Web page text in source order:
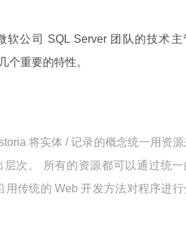
软公司 SQL Server 团队的技术主
重要的特性。
将实体 / 记录的概念统一用资源
次。 所有的资源都可以通过统一
传统的 Web 开发方法对程序进行